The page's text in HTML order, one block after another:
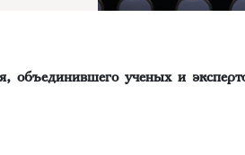
объединившего ученых и